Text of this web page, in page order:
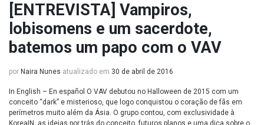
[ENTREVISTA] Vampiros,
lobisomens e um sacerdote,
batemos um papo com o VAV
por Naira Nunes atualizado em 30 de abril de 2016
In English – En español O VAV debutou no Halloween de 2015 com um
conceito “dark” e misterioso, que logo conquistou o coração de fãs em
perímetros muito além da Ásia. O grupo contou, com exclusividade à
KoreaIN, as ideias por trás do conceito, futuros planos e uma dica sobre o